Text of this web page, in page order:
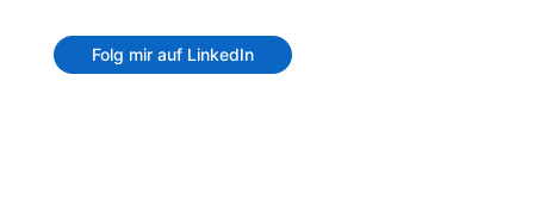
Folg mir auf LinkedIn